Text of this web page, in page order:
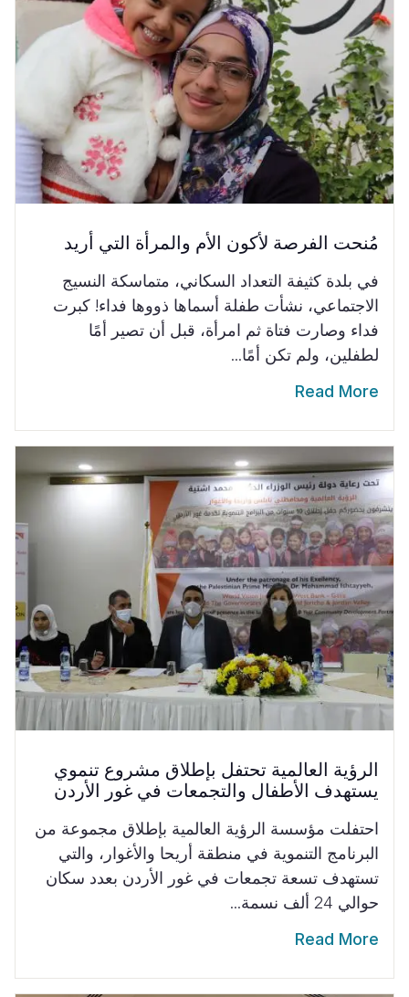
مُنحت الفرصة لأكون الأم والمرأة التي أريد
في بلدة كثيفة التعداد السكاني، متماسكة النسيج
الاجتماعي، نشأت طفلة أسماها ذووها فداء! كبرت
فداء وصارت فتاة ثم امرأة، قبل أن تصير أمًا
لطفلين، ولم تكن أمًا...
Read More
الرؤية العالمية تحتفل بإطلاق مشروع تنموي
يستهدف الأطفال والتجمعات في غور الأردن
احتفلت مؤسسة الرؤية العالمية بإطلاق مجموعة من
البرنامج التنموية في منطقة أريحا والأغوار، والتي
تستهدف تسعة تجمعات في غور الأردن بعدد سكان
حوالي 24 ألف نسمة...
Read More